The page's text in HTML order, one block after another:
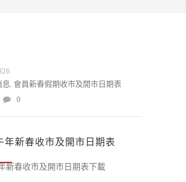
息, 會員新春假期收市及開市日期表
0
年新春收市及開市日期表
新春收市及開市日期表下載